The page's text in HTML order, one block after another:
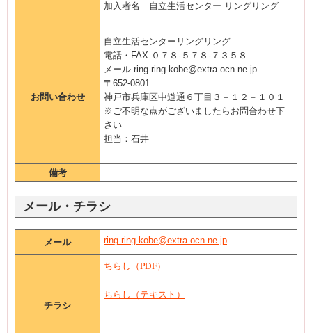
加入者名 自立生活センター リングリング
お問い合わせ
自立生活センターリングリング
電話・FAX ０７８‐５７８‐７３５８
メール ring-ring-kobe@extra.ocn.ne.jp
〒652-0801
神戸市兵庫区中道通６丁目３－１２－１０１
※ご不明な点がございましたらお問合わせ下
さい
担当：石井
備考
メール・チラシ
メール ring-ring-kobe@extra.ocn.ne.jp
チラシ
ちらし（PDF）
ちらし（テキスト）